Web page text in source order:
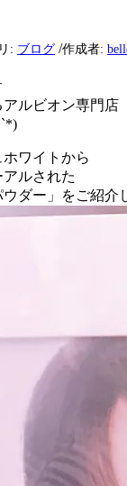
: ブログ /作成者:
ルビオン専門店
ワイトから
ルされた
ウダー」をご紹介